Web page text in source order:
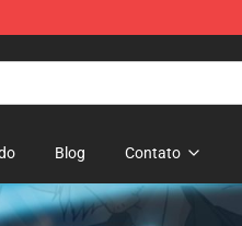
Blog Contato